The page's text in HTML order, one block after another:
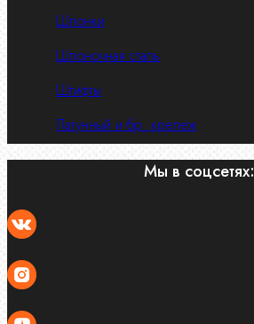
Шпонки
Шпоночная сталь
Штифты
Латунный и бр. крепеж
Мы в соцсетях: